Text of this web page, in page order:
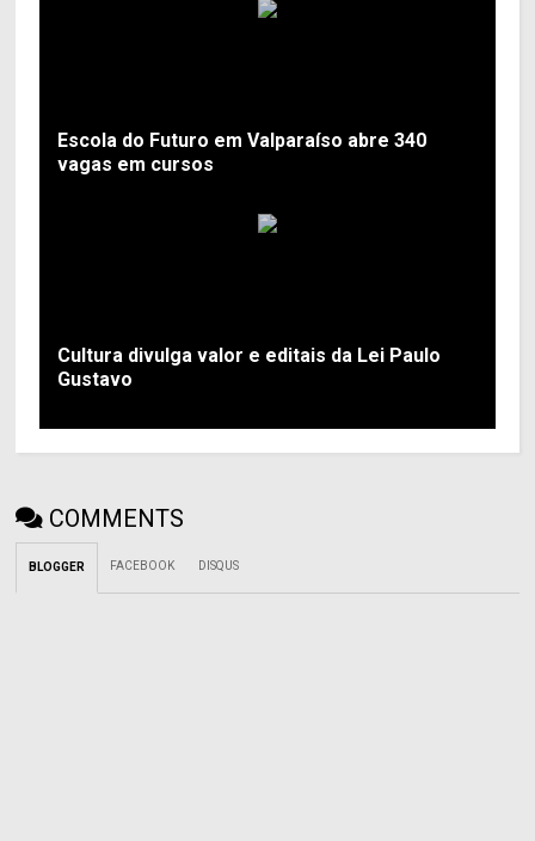
Escola do Futuro em Valparaíso abre 340
vagas em cursos
Cultura divulga valor e editais da Lei Paulo
Gustavo
COMMENTS
BLOGGER FACEBOOK DISQUS